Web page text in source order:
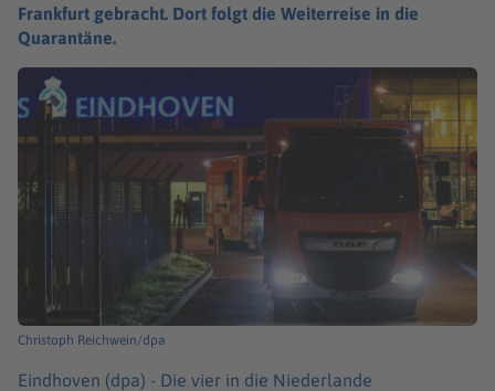
Frankfurt gebracht. Dort folgt die Weiterreise in die
Quarantäne.
Christoph Reichwein/dpa
Eindhoven (dpa) - Die vier in die Niederlande